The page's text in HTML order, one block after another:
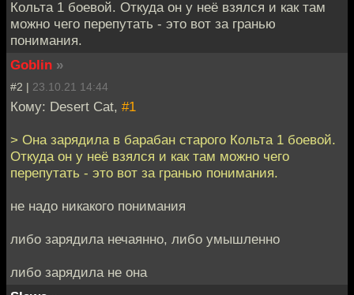
Кольта 1 боевой. Откуда он у неё взялся и как там
можно чего перепутать - это вот за гранью
понимания.
Goblin »
#2 | 23.10.21 14:44
Кому: Desert Cat, #1
> Она зарядила в барабан старого Кольта 1 боевой.
Откуда он у неё взялся и как там можно чего
перепутать - это вот за гранью понимания.
не надо никакого понимания
либо зарядила нечаянно, либо умышленно
либо зарядила не она